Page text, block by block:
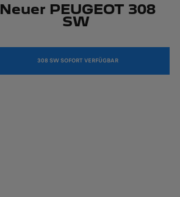
Neuer PEUGEOT 308
SW
308 SW SOFORT VERFÜGBAR